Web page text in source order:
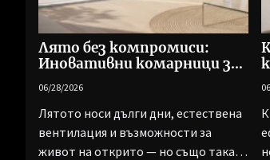
Лято без компромиси:
Иновативни комарници за
06/28/2026
Лятото носи дълги дни, естествена
вентилация и възможности за
живот на открито — но също така и